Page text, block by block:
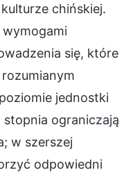
chińskiej.
się, które
rozumianym
jednostki
ograniczają
w szerszej
odpowiedni